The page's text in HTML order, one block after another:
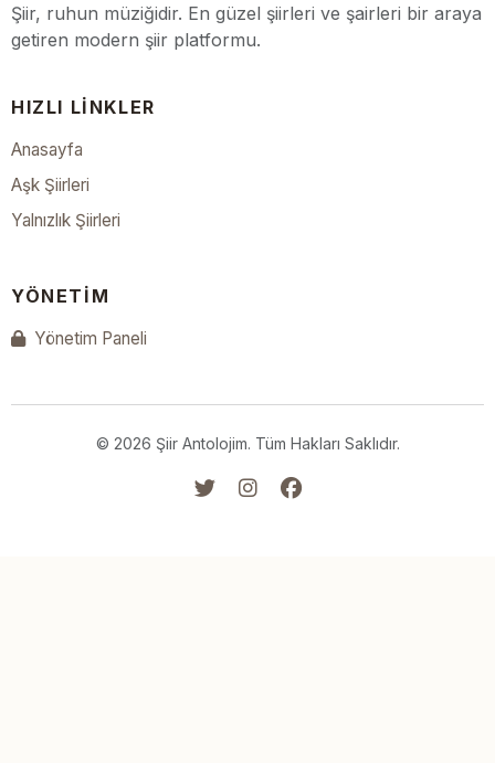
Şiir, ruhun müziğidir. En güzel şiirleri ve şairleri bir araya
getiren modern şiir platformu.
HIZLI LINKLER
Anasayfa
Aşk Şiirleri
Yalnızlık Şiirleri
YÖNETIM
Yönetim Paneli
© 2026 Şiir Antolojim. Tüm Hakları Saklıdır.